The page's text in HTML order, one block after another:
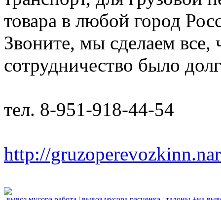
товара в любой город
Звоните, мы сделаем
сотрудничество было
тел. 8-951-918-44-54
http://